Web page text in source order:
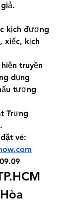
kịch đương
xiếc, kịch
hiện truyền
dụng
tương
Trưng
vé: